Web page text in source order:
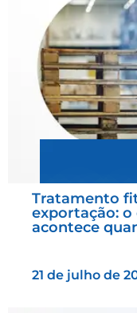
Tratamento
exportação:
acontece
21 de julho de